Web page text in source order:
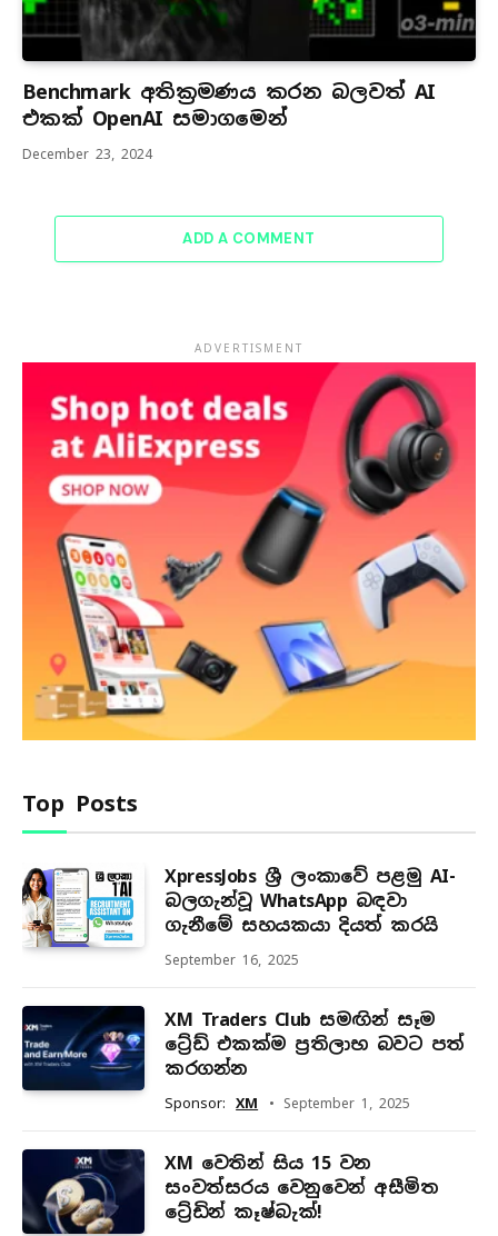
Benchmark අතික්‍රමණය කරන බලවත් AI
එකක් OpenAI සමාගමෙන්
December 23, 2024
ADD A COMMENT
ADVERTISMENT
Top Posts
XpressJobs ශ්‍රී ලංකාවේ පළමු AI-
බලගැන්වූ WhatsApp බඳවා
ගැනීමේ සහයකයා දියත් කරයි
September 16, 2025
XM Traders Club සමඟින් සෑම
ට්‍රේඩ් එකක්ම ප්‍රතිලාභ බවට පත්
කරගන්න
Sponsor: XM September 1, 2025
XM වෙතින් සිය 15 වන
සංවත්සරය වෙනුවෙන් අසීමිත
ට්‍රේඩින් කෑෂ්බැක්!